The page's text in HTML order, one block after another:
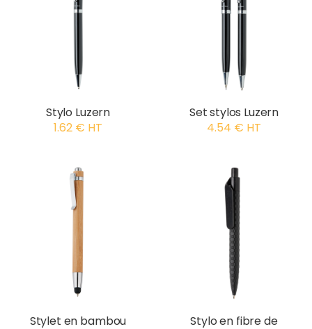
Stylo Luzern
1.62 € HT
Set stylos Luzern
4.54 € HT
Stylet en bambou
Stylo en fibre de